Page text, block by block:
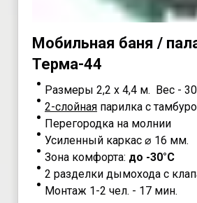
Мoбильная бaня /
Teрма-44
Размеры 2,2 х 4,4 м. Вес - 30
2-слойная парилка с
Перегородка на молнии
Усиленный каркас ⌀ 16 мм.
Зона комфорта: до -30°С
2 разделки дымохода с
Монтаж 1-2 чел. - 17 мин.